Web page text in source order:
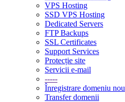
VPS Hosting
SSD VPS Hosting
Dedicated Servers
FTP Backups
SSL Certificates
Support Services
Protecție site
Servicii e-mail
-----
Înregistrare domeniu nou
Transfer domenii